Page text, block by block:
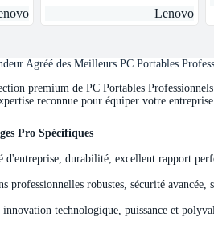
Lenovo
Agréé des Meilleurs PC Portables
premium de PC Portables
reconnue pour équiper votre
Pro Spécifiques
Pro Spécifiques
d'entreprise, durabilité, excellent rapport
professionnelles robustes, sécurité avancée,
innovation technologique, puissance et